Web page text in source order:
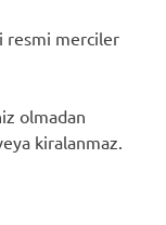
resmi merciler
olmadan
kiralanmaz.